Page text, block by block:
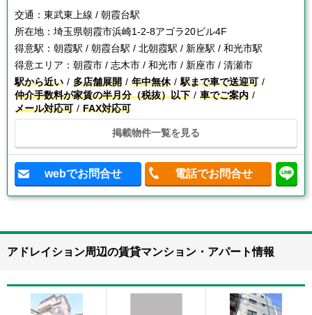
交通： 東武東上線 / 朝霞台駅
所在地： 埼玉県朝霞市浜崎1-2-8アゴラ20ビル4F
得意駅： 朝霞駅 / 朝霞台駅 / 北朝霞駅 / 新座駅 / 和光市駅
得意エリア： 朝霞市 / 志木市 / 和光市 / 新座市 / 清瀬市
駅から近い
多店舗展開 年中無休
駅まで車で送迎可
仲介手数料が家賃の半月分（税抜）以下
車でご案内
メール対応可
FAX対応可
掲載物件一覧を見る
webでお問合せ 電話でお問合せ
アドレイション周辺の賃貸マンション・アパート情報